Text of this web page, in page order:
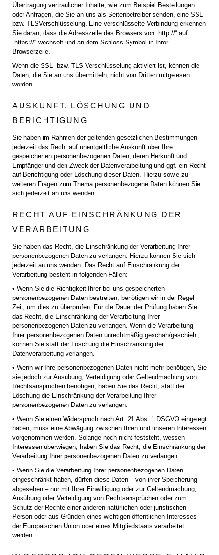
Übertragung vertraulicher Inhalte, wie zum Beispiel Bestellungen
oder Anfragen, die Sie an uns als Seitenbetreiber senden, eine SSL-
bzw. TLSVerschlüsselung. Eine verschlüsselte Verbindung erkennen
Sie daran, dass die Adresszeile des Browsers von „http://“ auf
„https://“ wechselt und an dem Schloss-Symbol in Ihrer
Browserzeile.
Wenn die SSL- bzw. TLS-Verschlüsselung aktiviert ist, können die
Daten, die Sie an uns übermitteln, nicht von Dritten mitgelesen
werden.
AUSKUNFT, LÖSCHUNG UND
BERICHTIGUNG
Sie haben im Rahmen der geltenden gesetzlichen Bestimmungen
jederzeit das Recht auf unentgeltliche Auskunft über Ihre
gespeicherten personenbezogenen Daten, deren Herkunft und
Empfänger und den Zweck der Datenverarbeitung und ggf. ein Recht
auf Berichtigung oder Löschung dieser Daten. Hierzu sowie zu
weiteren Fragen zum Thema personenbezogene Daten können Sie
sich jederzeit an uns wenden.
RECHT AUF EINSCHRÄNKUNG DER
VERARBEITUNG
Sie haben das Recht, die Einschränkung der Verarbeitung Ihrer
personenbezogenen Daten zu verlangen. Hierzu können Sie sich
jederzeit an uns wenden. Das Recht auf Einschränkung der
Verarbeitung besteht in folgenden Fällen:
• Wenn Sie die Richtigkeit Ihrer bei uns gespeicherten
personenbezogenen Daten bestreiten, benötigen wir in der Regel
Zeit, um dies zu überprüfen. Für die Dauer der Prüfung haben Sie
das Recht, die Einschränkung der Verarbeitung Ihrer
personenbezogenen Daten zu verlangen. Wenn die Verarbeitung
Ihrer personenbezogenen Daten unrechtmäßig geschah/geschieht,
können Sie statt der Löschung die Einschränkung der
Datenverarbeitung verlangen.
• Wenn wir Ihre personenbezogenen Daten nicht mehr benötigen, Sie
sie jedoch zur Ausübung, Verteidigung oder Geltendmachung von
Rechtsansprüchen benötigen, haben Sie das Recht, statt der
Löschung die Einschränkung der Verarbeitung Ihrer
personenbezogenen Daten zu verlangen.
• Wenn Sie einen Widerspruch nach Art. 21 Abs. 1 DSGVO eingelegt
haben, muss eine Abwägung zwischen Ihren und unseren Interessen
vorgenommen werden. Solange noch nicht feststeht, wessen
Interessen überwiegen, haben Sie das Recht, die Einschränkung der
Verarbeitung Ihrer personenbezogenen Daten zu verlangen.
• Wenn Sie die Verarbeitung Ihrer personenbezogenen Daten
eingeschränkt haben, dürfen diese Daten – von ihrer Speicherung
abgesehen – nur mit Ihrer Einwilligung oder zur Geltendmachung,
Ausübung oder Verteidigung von Rechtsansprüchen oder zum
Schutz der Rechte einer anderen natürlichen oder juristischen
Person oder aus Gründen eines wichtigen öffentlichen Interesses
der Europäischen Union oder eines Mitgliedstaats verarbeitet
werden.